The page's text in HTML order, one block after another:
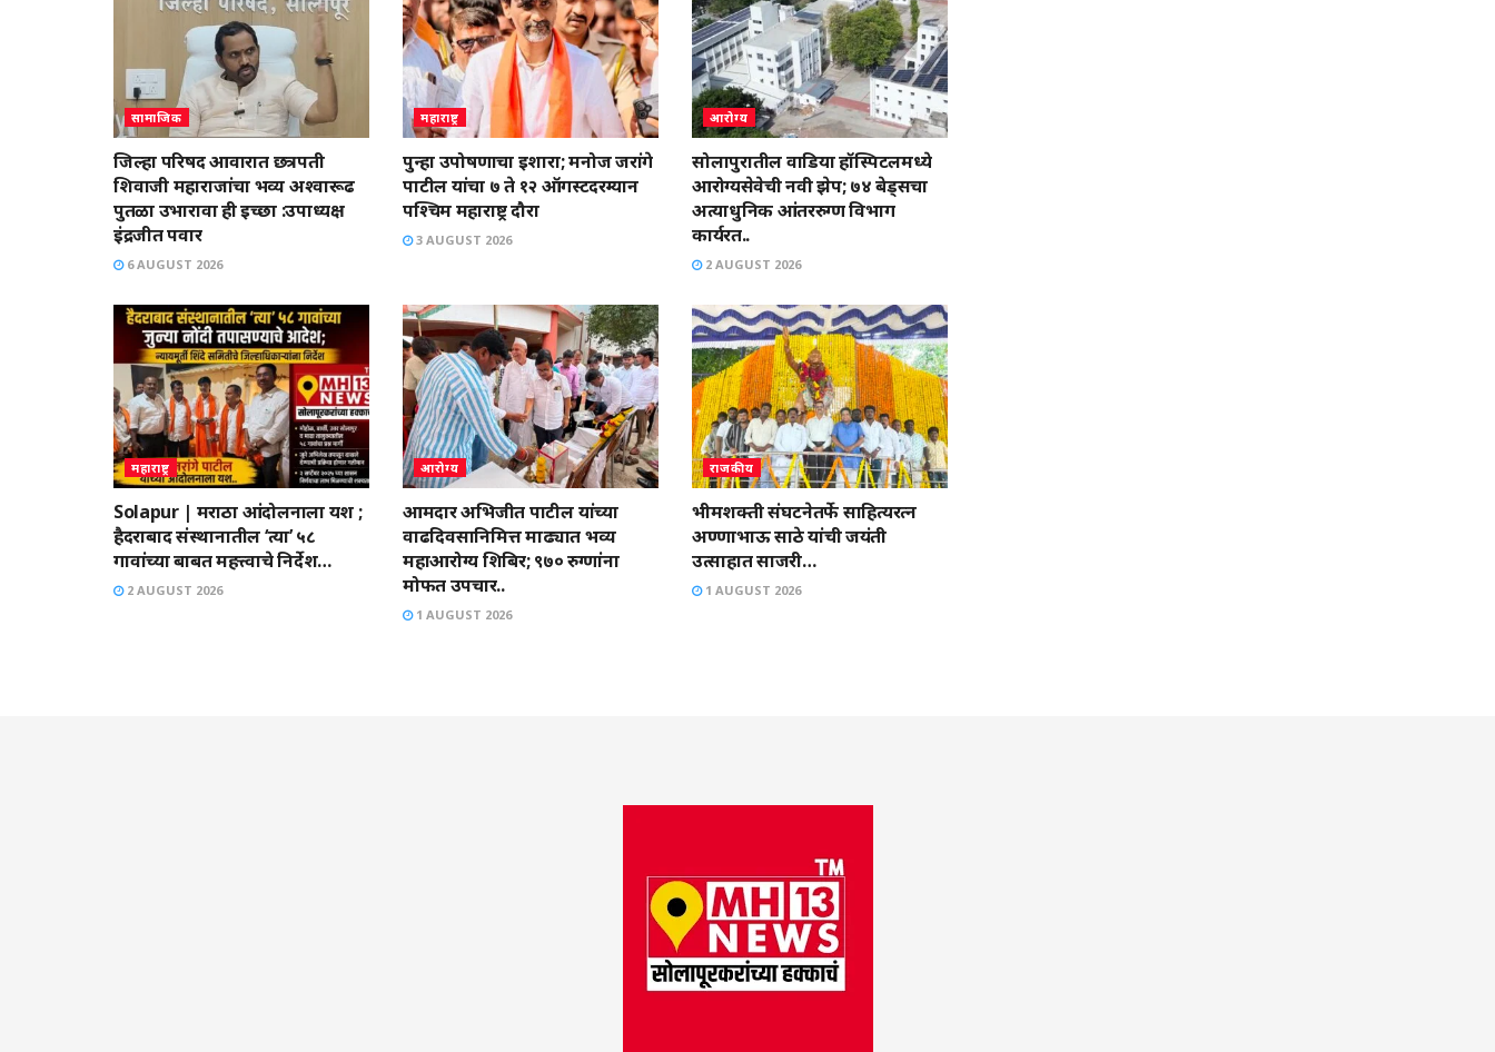
सामाजिक
जिल्हा परिषद आवारात छत्रपती
शिवाजी महाराजांचा भव्य अश्वारूढ
पुतळा उभारावा ही इच्छा :उपाध्यक्ष
इंद्रजीत पवार
6 AUGUST 2026
महाराष्ट्र
पुन्हा उपोषणाचा इशारा; मनोज जरांगे
पाटील यांचा ७ ते १२ ऑगस्टदरम्यान
पश्चिम महाराष्ट्र दौरा
3 AUGUST 2026
आरोग्य
सोलापुरातील वाडिया हॉस्पिटलमध्ये
आरोग्यसेवेची नवी झेप; ७४ बेड्सचा
अत्याधुनिक आंतररुग्ण विभाग
कार्यरत..
2 AUGUST 2026
महाराष्ट्र
Solapur | मराठा आंदोलनाला यश ;
हैदराबाद संस्थानातील ‘त्या’ ५८
गावांच्या बाबत महत्त्वाचे निर्देश…
2 AUGUST 2026
आरोग्य
आमदार अभिजीत पाटील यांच्या
वाढदिवसानिमित्त माढ्यात भव्य
महाआरोग्य शिबिर; ९७० रुग्णांना
मोफत उपचार..
1 AUGUST 2026
राजकीय
भीमशक्ती संघटनेतर्फे साहित्यरत्न
अण्णाभाऊ साठे यांची जयंती
उत्साहात साजरी…
1 AUGUST 2026